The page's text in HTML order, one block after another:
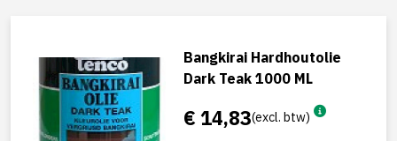
Bangkirai Hardhoutolie
Dark Teak 1000 ML
€ 14,83(excl. btw)